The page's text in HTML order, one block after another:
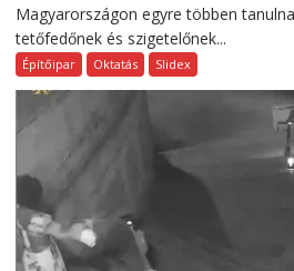
Magyarországon egyre többen
tetőfedőnek és szigetelőnek...
Építőipar Oktatás Slidex